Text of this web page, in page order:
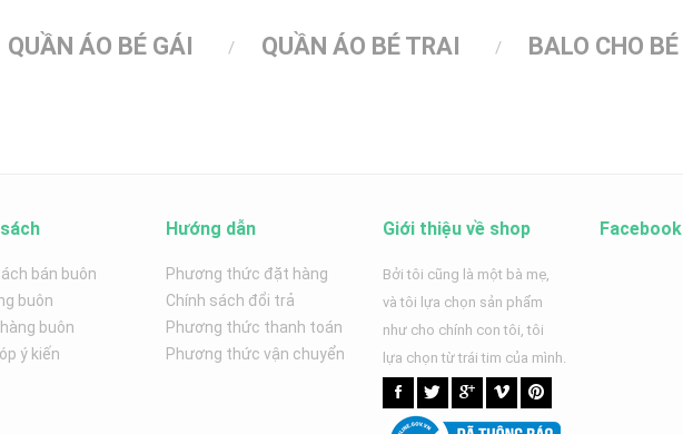
QUẦN ÁO BÉ GÁI QUẦN ÁO BÉ TRAI BALO CHO BÉ
bán buôn
buôn
buôn
ý kiến
Hướng dẫn
Phương thức đặt hàng
Chính sách đổi trả
Phương thức thanh toán
Phương thức vận chuyển
Giới thiệu về shop
Bởi tôi cũng là một bà mẹ,
và tôi lựa chọn sản phẩm
như cho chính con tôi, tôi
lựa chọn từ trái tim của mình.
Facebook